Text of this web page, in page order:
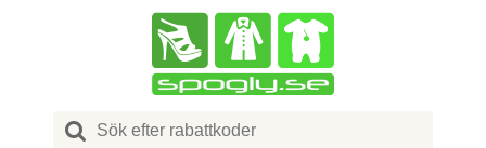
Search
for: